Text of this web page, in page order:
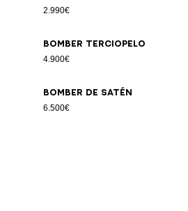
2.990€
Bomber terciopelo
4.900€
Bomber de satén
6.500€